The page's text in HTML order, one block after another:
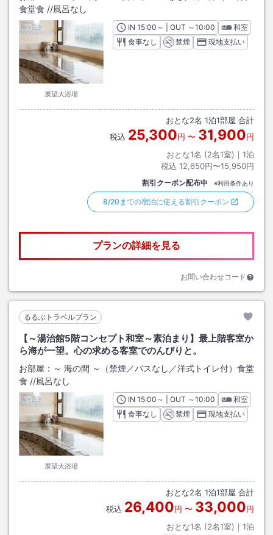
食堂食 //風呂なし
展望大浴場
INチェックイン
15:00 ～ | OUT チェックアウト
～10:00
和室
食事なし
禁煙 現地支払い
おとな2名 1泊1部屋 合計
税込 25,300円 〜 31,900円
おとな1名 (2名1室)｜ 1泊
税込 12,650円〜15,950円
割引クーポン配布中 ※利用条件あり
8/20までの宿泊に使える割引クーポン
プランの詳細を見る
お問い合わせコード
るるぶトラベルプラン
【～湯治館5階コンセプト和室～素泊まり】最上階客室か
ら海が一望。心の求める客室でのんびりと。
お部屋： ～ 海の間 ～（禁煙／バスなし／洋式トイレ付）食堂
食 //風呂なし
展望大浴場
INチェックイン
15:00 ～ | OUT チェックアウト
～10:00
和室
食事なし
禁煙 現地支払い
おとな2名 1泊1部屋 合計
税込 26,400円 〜 33,000円
おとな1名 (2名1室)｜ 1泊